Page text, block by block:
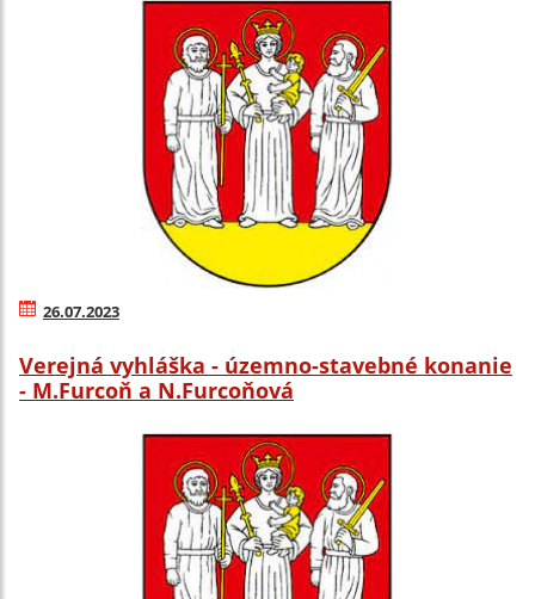
26.07.2023
Verejná vyhláška - územno-stavebné konanie
- M.Furcoň a N.Furcoňová